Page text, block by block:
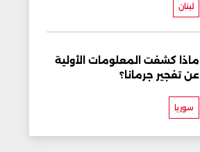
لبنان
ماذا كشفت المعلومات الأولية
عن تفجير جرمانا؟
سوريا